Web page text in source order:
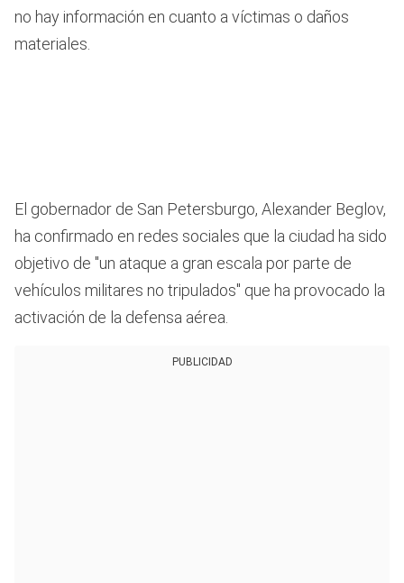
no hay información en cuanto a víctimas o daños
materiales.
El gobernador de San Petersburgo, Alexander Beglov,
ha confirmado en redes sociales que la ciudad ha sido
objetivo de "un ataque a gran escala por parte de
vehículos militares no tripulados" que ha provocado la
activación de la defensa aérea.
PUBLICIDAD